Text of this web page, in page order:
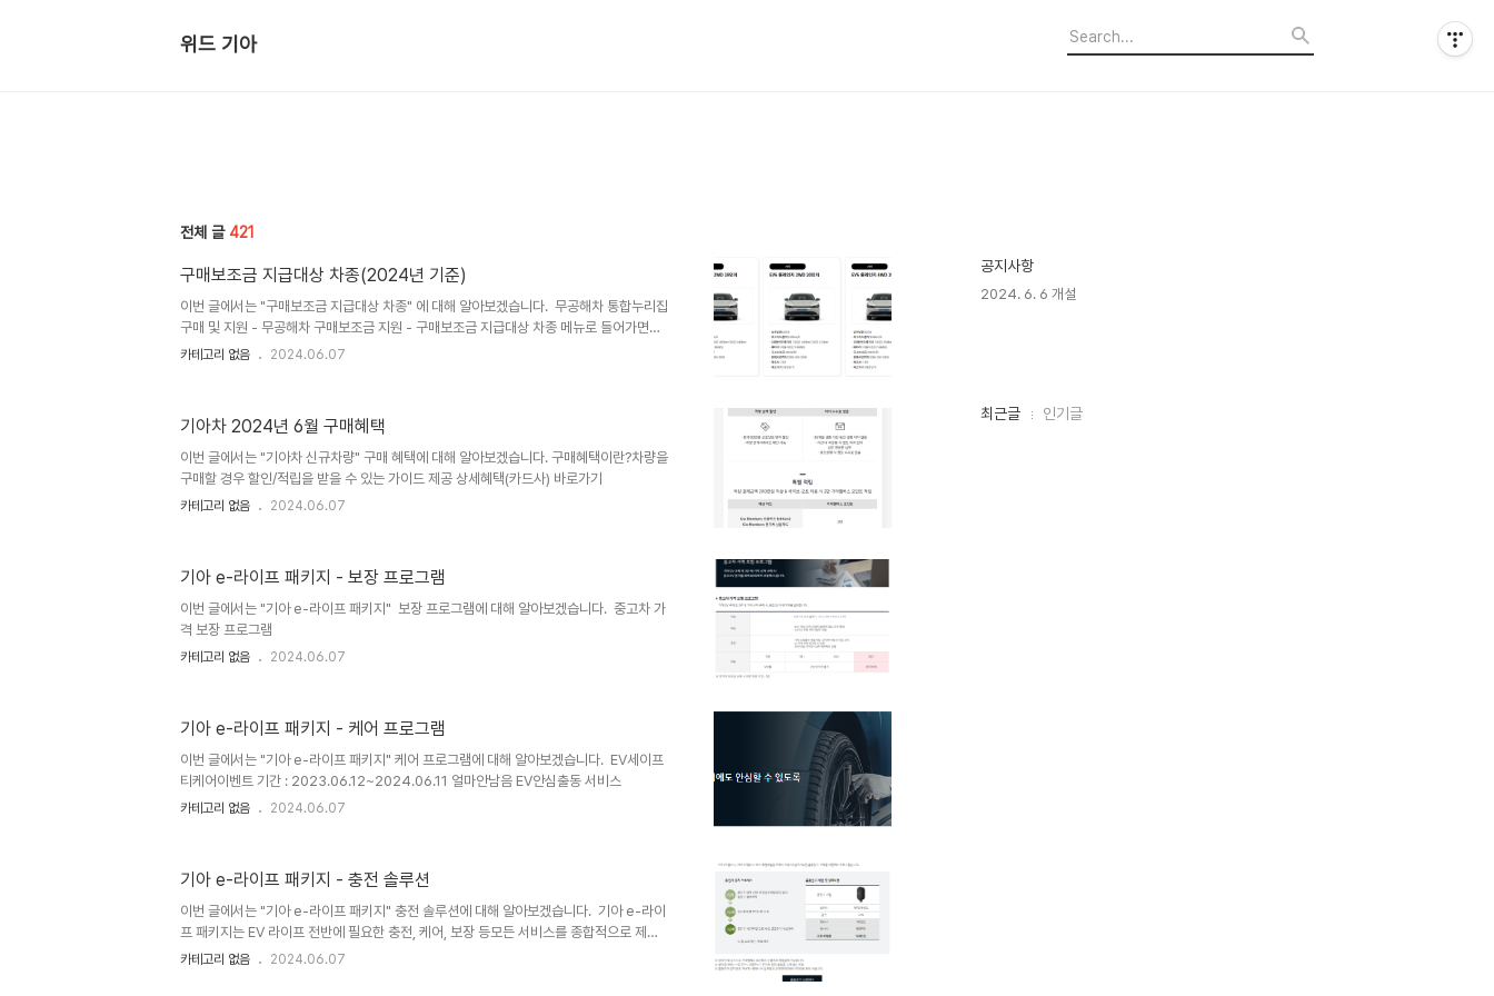
위드 기아
전체 글 421
구매보조금 지급대상 차종(2024년 기준)
이번 글에서는 "구매보조금 지급대상 차종" 에 대해 알아보겠습니다. 무공해차 통합누리집
구매 및 지원 - 무공해차 구매보조금 지원 - 구매보조금 지급대상 차종 메뉴로 들어가면내
가 관심있는 차량에 대한 지원금이 나오는데차종별 다르지만 최대 680만원 이상의 지원급
카테고리 없음 2024.06.07
기아차 2024년 6월 구매혜택
이번 글에서는 "기아차 신규차량" 구매 혜택에 대해 알아보겠습니다. 구매혜택이란?차량을
구매할 경우 할인/적립을 받을 수 있는 가이드 제공 상세혜택(카드사) 바로가기
카테고리 없음 2024.06.07
기아 e-라이프 패키지 - 보장 프로그램
이번 글에서는 "기아 e-라이프 패키지" 보장 프로그램에 대해 알아보겠습니다. 중고차 가
격 보장 프로그램
카테고리 없음 2024.06.07
기아 e-라이프 패키지 - 케어 프로그램
이번 글에서는 "기아 e-라이프 패키지" 케어 프로그램에 대해 알아보겠습니다. EV세이프
티케어이벤트 기간 : 2023.06.12~2024.06.11 얼마안남음 EV안심출동 서비스
카테고리 없음 2024.06.07
기아 e-라이프 패키지 - 충전 솔루션
이번 글에서는 "기아 e-라이프 패키지" 충전 솔루션에 대해 알아보겠습니다. 기아 e-라이
프 패키지는 EV 라이프 전반에 필요한 충전, 케어, 보장 등모든 서비스를 종합적으로 제공
하는 패키지입니다.홈충전기 : 128만원공동주택 충전 컨설팅충전로밍 구독형 충전 요금제
카테고리 없음 2024.06.07
공지사항
2024. 6. 6 개설
최
최근글 인기글